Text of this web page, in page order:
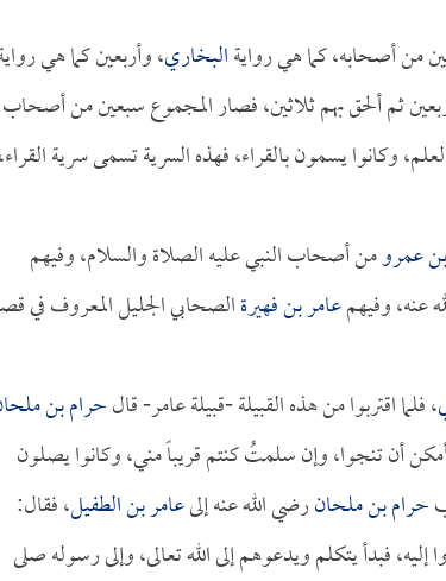
من أصحابه، كما هي روايةالبخاري، وأربعين كما هي
ثم ألحق بهم ثلاثين، فصار المجموع سبعين من أصحاب
وكانوا يسمون بالقراء، فهذه السرية تسمى سرية
بن عمرومن أصحاب النبي عليه الصلاة والسلام، وفيهم
عنه، وفيهمعامر بن فهيرةالصحابي الجليل المعروف في
، فلما اقتربوا من هذه القبيلة -قبيلة عامر- قالحرام بن
أن تنجوا، وإن سلمتُ كنتم قريباً مني، وكانوا يصلون
حرام بن ملحانرضي الله عنه إلىعامر بن الطفيل، فقال:
فبدأ يتكلم ويدعوهم إلى الله تعالى، وإلى رسوله صلى